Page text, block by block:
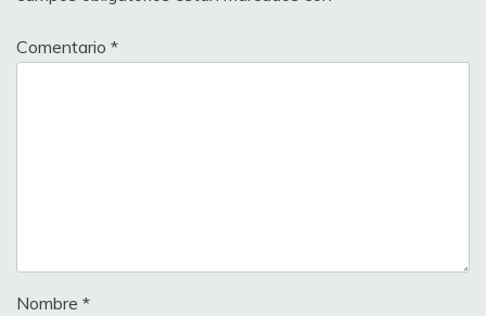
Comentario *
Nombre *